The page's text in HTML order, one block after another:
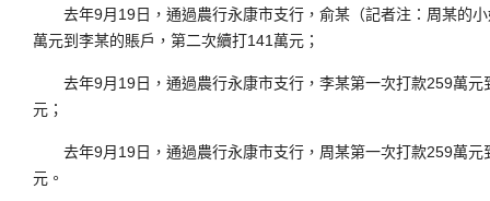
去年9月19日，通過農行永康市支行，俞某（記者注：周某的小
萬元到李某的賬戶，第二次續打141萬元；
去年9月19日，通過農行永康市支行，李某第一次打款259萬元
元；
去年9月19日，通過農行永康市支行，周某第一次打款259萬元
元。